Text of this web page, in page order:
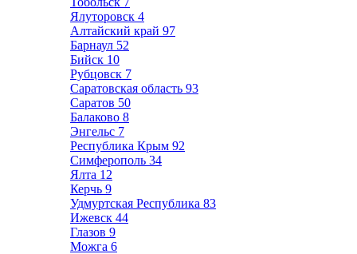
Ялуторовск 4
Алтайский край 97
Барнаул 52
Бийск 10
Рубцовск 7
Саратовская область 93
Саратов 50
Балаково 8
Энгельс 7
Республика Крым 92
Симферополь 34
Ялта 12
Керчь 9
Удмуртская Республика 83
Ижевск 44
Глазов 9
Можга 6